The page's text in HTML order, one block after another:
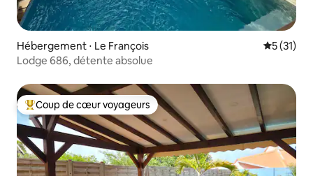
Hébergement ⋅ Le François
5 (31)
Lodge 686, détente absolue
Coups de cœur voyageurs les plus appréciés
Coup de cœur voyageurs